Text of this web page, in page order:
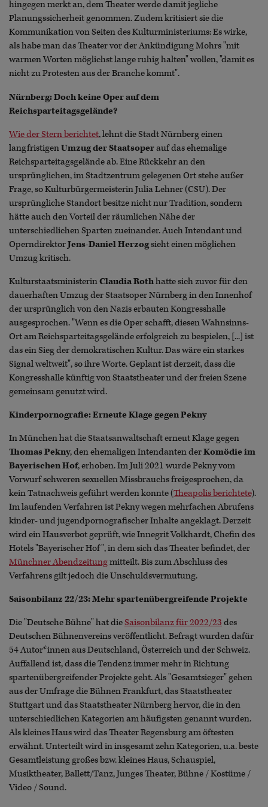
hingegen merkt an, dem Theater werde damit jegliche
Planungssicherheit genommen. Zudem kritisiert sie die
Kommunikation von Seiten des Kulturministeriums: Es wirke,
als habe man das Theater vor der Ankündigung Mohrs "mit
warmen Worten möglichst lange ruhig halten" wollen, "damit es
nicht zu Protesten aus der Branche kommt".
Nürnberg: Doch keine Oper auf dem
Reichsparteitagsgelände?
Wie der Stern berichtet, lehnt die Stadt Nürnberg einen
langfristigenUmzug der Staatsoperauf das ehemalige
Reichsparteitagsgelände ab. Eine Rückkehr an den
ursprünglichen, im Stadtzentrum gelegenen Ort stehe außer
Frage, so Kulturbürgermeisterin Julia Lehner (CSU). Der
ursprüngliche Standort besitze nicht nur Tradition, sondern
hätte auch den Vorteil der räumlichen Nähe der
unterschiedlichen Sparten zueinander. Auch Intendant und
OperndirektorJens-Daniel Herzogsieht einen möglichen
Umzug kritisch.
KulturstaatsministerinClaudia Rothhatte sich zuvor für den
dauerhaften Umzug der Staatsoper Nürnberg in den Innenhof
der ursprünglich von den Nazis erbauten Kongresshalle
ausgesprochen. "Wenn es die Oper schafft, diesen Wahnsinns-
Ort am Reichsparteitagsgelände erfolgreich zu bespielen, [...] ist
das ein Sieg der demokratischen Kultur. Das wäre ein starkes
Signal weltweit", so ihre Worte. Geplant ist derzeit, dass die
Kongresshalle künftig von Staatstheater und der freien Szene
gemeinsam genutzt wird.
Kinderpornografie: Erneute Klage gegen Pekny
In München hat die Staatsanwaltschaft erneut Klage gegen
Thomas Pekny, den ehemaligen Intendanten derKomödie im
Bayerischen Hof, erhoben. Im Juli 2021 wurde Pekny vom
Vorwurf schweren sexuellen Missbrauchs freigesprochen, da
kein Tatnachweis geführt werden konnte (Theapolis berichtete).
Im laufenden Verfahren ist Pekny wegen mehrfachen Abrufens
kinder- und jugendpornografischer Inhalte angeklagt. Derzeit
wird ein Hausverbot geprüft, wie Innegrit Volkhardt, Chefin des
Hotels "Bayerischer Hof", in dem sich das Theater befindet, der
Münchner Abendzeitungmitteilt. Bis zum Abschluss des
Verfahrens gilt jedoch die Unschuldsvermutung.
Saisonbilanz 22/23: Mehr spartenübergreifende Projekte
Die "Deutsche Bühne" hat dieSaisonbilanz für 2022/23 des
Deutschen Bühnenvereins veröffentlicht. Befragt wurden dafür
54 Autor*innen aus Deutschland, Österreich und der Schweiz.
Auffallend ist, dass die Tendenz immer mehr in Richtung
spartenübergreifender Projekte geht. Als "Gesamtsieger" gehen
aus der Umfrage die Bühnen Frankfurt, das Staatstheater
Stuttgart und das Staatstheater Nürnberg hervor, die in den
unterschiedlichen Kategorien am häufigsten genannt wurden.
Als kleines Haus wird das Theater Regensburg am öftesten
erwähnt. Unterteilt wird in insgesamt zehn Kategorien, u.a. beste
Gesamtleistung großes bzw. kleines Haus, Schauspiel,
Musiktheater, Ballett/Tanz, Junges Theater, Bühne / Kostüme /
Video / Sound.